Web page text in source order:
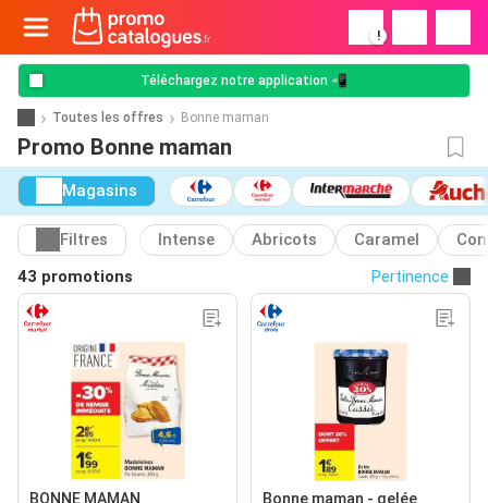
!
Téléchargez notre application 📲
Toutes les offres Bonne maman
Promo Bonne maman
Magasins
Filtres Intense Abricots Caramel
43 promotions
Pertinence
BONNE MAMAN
Bonne maman - gelée